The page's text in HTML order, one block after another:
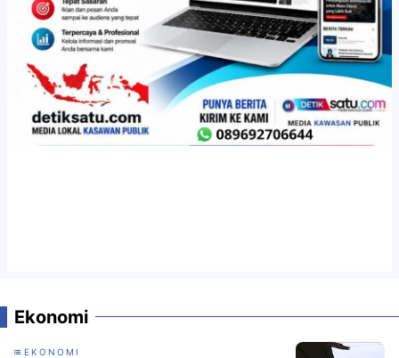
Ekonomi
EKONOMI